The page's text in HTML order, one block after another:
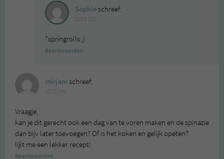
Sophieschreef:
*springrolls ;)
Beantwoorden
mirjam schreef:
Vraagje,
kan je dit gerecht ook een dag van te voren maken en de spinazie
dan bijv later toevoegen? Of is het koken en gelijk opeten?
lijlt me een lekker recept!
Beantwoorden